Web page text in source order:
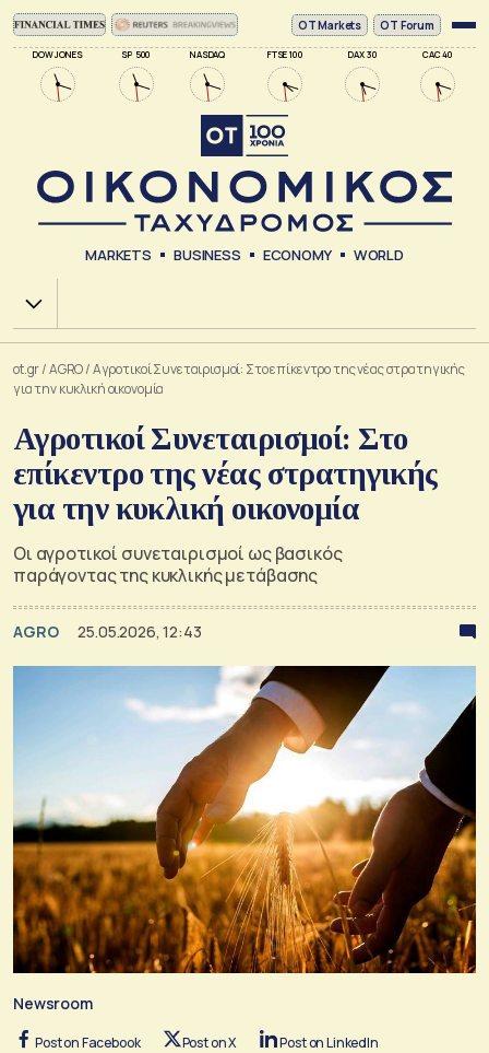
DOW JONES SP 500 NASDAQ FTSE 100 DAX 30 CAC 40
ΟΤ Markets OT Forum
MARKETS BUSINESS ECONOMY WORLD
Χ.Α.
ot.gr/AGRO/Αγροτικοί Συνεταιρισμοί: Στο επίκεντρο της νέας στρατηγικής
για την κυκλική οικονομία
Αγροτικοί Συνεταιρισμοί: Στο
επίκεντρο της νέας στρατηγικής
για την κυκλική οικονομία
Οι αγροτικοί συνεταιρισμοί ως βασικός
παράγοντας της κυκλικής μετάβασης
AGRO 25.05.2026, 12:43
Newsroom
Post on Facebook Post on X Post on LinkedIn